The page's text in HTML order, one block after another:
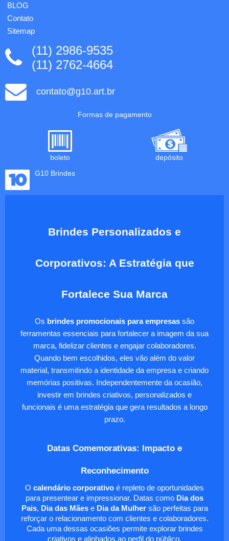
BLOG
Contato
Sitemap
(11) 2986-9535
(11) 2762-4664
contato@g10.art.br
Formas de pagamento
boleto
depósito
G10 Brindes
Brindes Personalizados e
Corporativos: A Estratégia que
Fortalece Sua Marca
Os brindes promocionais para empresas são
ferramentas essenciais para fortalecer a imagem da sua
marca, fidelizar clientes e engajar colaboradores.
Quando bem escolhidos, eles vão além do valor
material, transmitindo a identidade da empresa e criando
memórias positivas. Independentemente da ocasião,
investir em brindes criativos, personalizados e
funcionais é uma estratégia que gera resultados a longo
prazo.
Datas Comemorativas: Impacto e
Reconhecimento
O calendário corporativo é repleto de oportunidades
para presentear e impressionar. Datas como Dia dos
Pais, Dia das Mãese Dia da Mulhersão perfeitas para
reforçar o relacionamento com clientes e colaboradores.
Cada uma dessas ocasiões permite explorar brindes
criativos e alinhados ao perfil do público.